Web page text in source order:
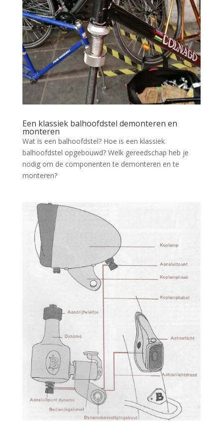
Een klassiek balhoofdstel demonteren en
monteren
Wat is een balhoofdstel? Hoe is een klassiek
balhoofdstel opgebouwd? Welk gereedschap heb je
nodig om de componenten te demonteren en te
monteren?